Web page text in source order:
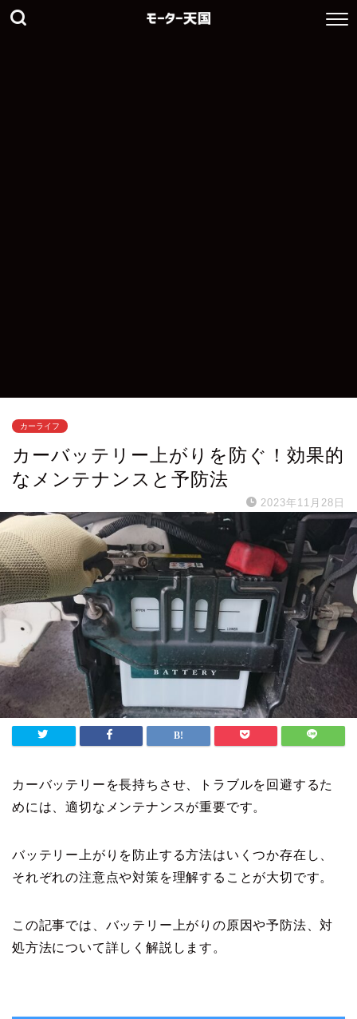
カーライフ
カーバッテリー上がりを防ぐ！効果的
なメンテナンスと予防法
2023年11月28日
カーバッテリーを長持ちさせ、トラブルを回避するた
めには、適切なメンテナンスが重要です。
バッテリー上がりを防止する方法はいくつか存在し、
それぞれの注意点や対策を理解することが大切です。
この記事では、バッテリー上がりの原因や予防法、対
処方法について詳しく解説します。